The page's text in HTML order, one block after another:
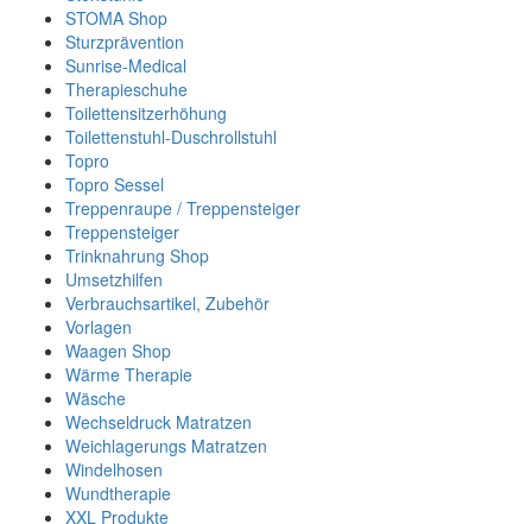
STOMA Shop
Sturzprävention
Sunrise-Medical
Therapieschuhe
Toilettensitzerhöhung
Toilettenstuhl-Duschrollstuhl
Topro
Topro Sessel
Treppenraupe / Treppensteiger
Treppensteiger
Trinknahrung Shop
Umsetzhilfen
Verbrauchsartikel, Zubehör
Vorlagen
Waagen Shop
Wärme Therapie
Wäsche
Wechseldruck Matratzen
Weichlagerungs Matratzen
Windelhosen
Wundtherapie
XXL Produkte